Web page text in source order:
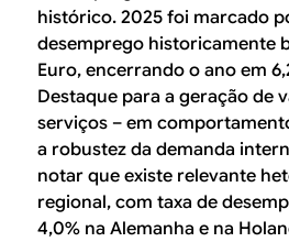
histórico. 2025 foi marcado
desemprego historicamente
Euro, encerrando o ano em
Destaque para a geração de
serviços – em
a robustez da demanda
notar que existe relevante
regional, com taxa de
4,0% na Alemanha e na